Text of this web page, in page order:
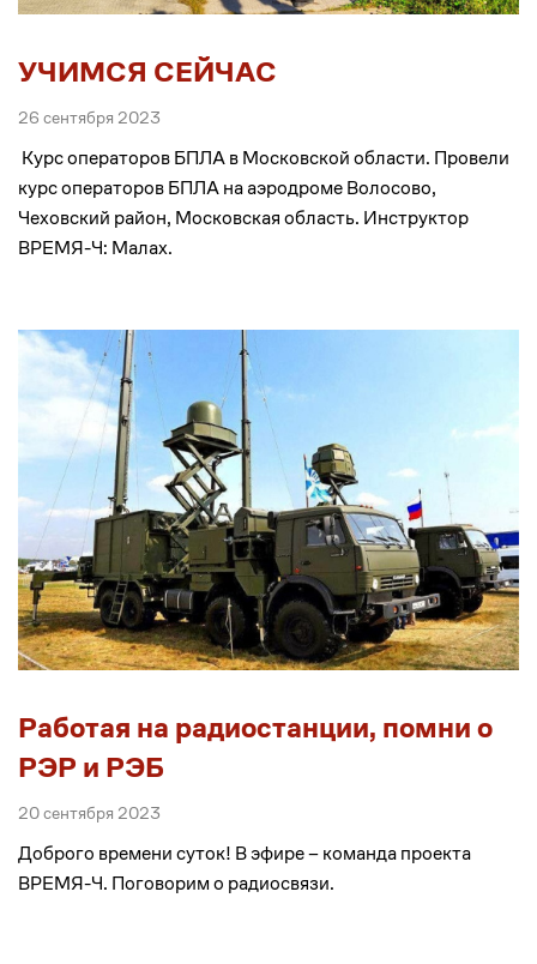
УЧИМСЯ СЕЙЧАС
26 сентября 2023
Курс операторов БПЛА в Московской области. Провели
курс операторов БПЛА на аэродроме Волосово,
Чеховский район, Московская область. Инструктор
ВРЕМЯ-Ч: Малах.
Работая на радиостанции, помни о
РЭР и РЭБ
20 сентября 2023
Доброго времени суток! В эфире – команда проекта
ВРЕМЯ-Ч. Поговорим о радиосвязи.